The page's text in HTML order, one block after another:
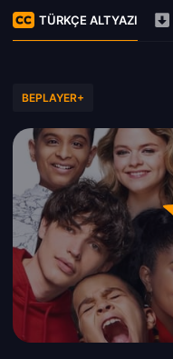
TÜRKÇE ALTYAZI
BEPLAYER+